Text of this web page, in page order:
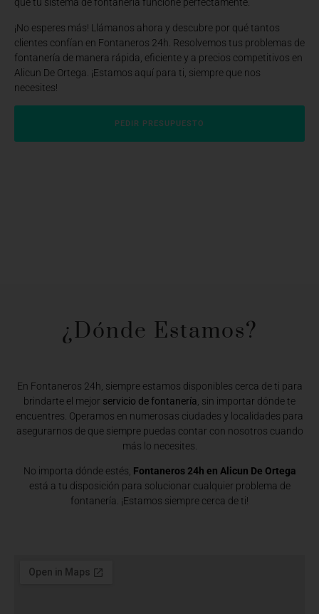
que tu sistema de fontanería funcione perfectamente.
¡No esperes más! Llámanos ahora y descubre por qué tantos
clientes confían en Fontaneros 24h. Resolvemos tus problemas de
fontanería de manera rápida, eficiente y a precios competitivos en
Alicun De Ortega. ¡Estamos aquí para ti, siempre que nos
necesites!
PEDIR PRESUPUESTO
¿Dónde Estamos?​
En Fontaneros 24h, siempre estamos disponibles cerca de ti para
brindarte el mejor servicio de fontanería , sin importar dónde te
encuentres. Operamos en numerosas ciudades y localidades para
asegurarnos de que siempre puedas contar con nosotros cuando
más lo necesites.
No importa dónde estés, Fontaneros 24h en Alicun De Ortega
está a tu disposición para solucionar cualquier problema de
fontanería. ¡Estamos siempre cerca de ti!